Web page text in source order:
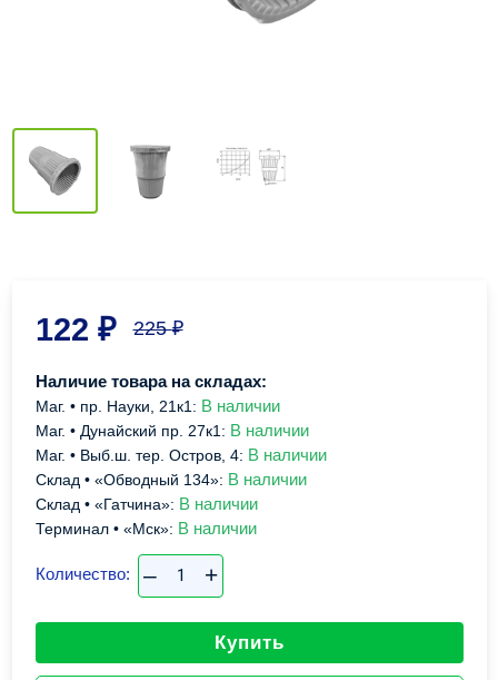
122 ₽ 225₽
Наличие товара на складах:
Маг. • пр. Науки, 21к1: В наличии
Маг. • Дунайский пр. 27к1: В наличии
Маг. • Выб.ш. тер. Остров, 4: В наличии
Склад • «Обводный 134»: В наличии
Склад • «Гатчина»: В наличии
Терминал • «Мск»: В наличии
Количество: – +
Купить